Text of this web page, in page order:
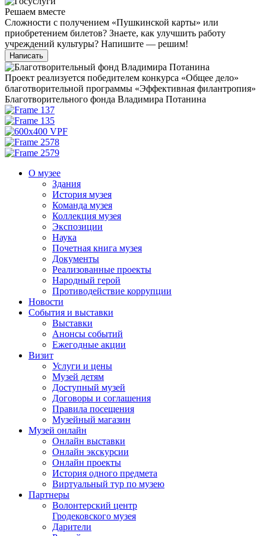
Решаем вместе
Сложности с получением «Пушкинской карты» или
приобретением билетов? Знаете, как улучшить работу
учреждений культуры? Напишите — решим!
Написать
Проект реализуется победителем конкурса «Общее дело»
благотворительной программы «Эффективная филантропия»
Благотворительного фонда Владимира Потанина
О музее
Здания
История музея
Команда музея
Коллекция музея
Экспозиции
Наука
Почетная книга музея
Документы
Реализованные проекты
Народный герой
Противодействие коррупции
Новости
События и выставки
Выставки
Анонсы событий
Ежегодные акции
Визит
Услуги и цены
Музей детям
Доступный музей
Договоры и соглашения
Правила посещения
Музейный магазин
Музей онлайн
Онлайн выставки
Онлайн экскурсии
Онлайн проекты
История одного предмета
Виртуальный тур по музею
Партнеры
Волонтерский центр
Гродековского музея
Дарители